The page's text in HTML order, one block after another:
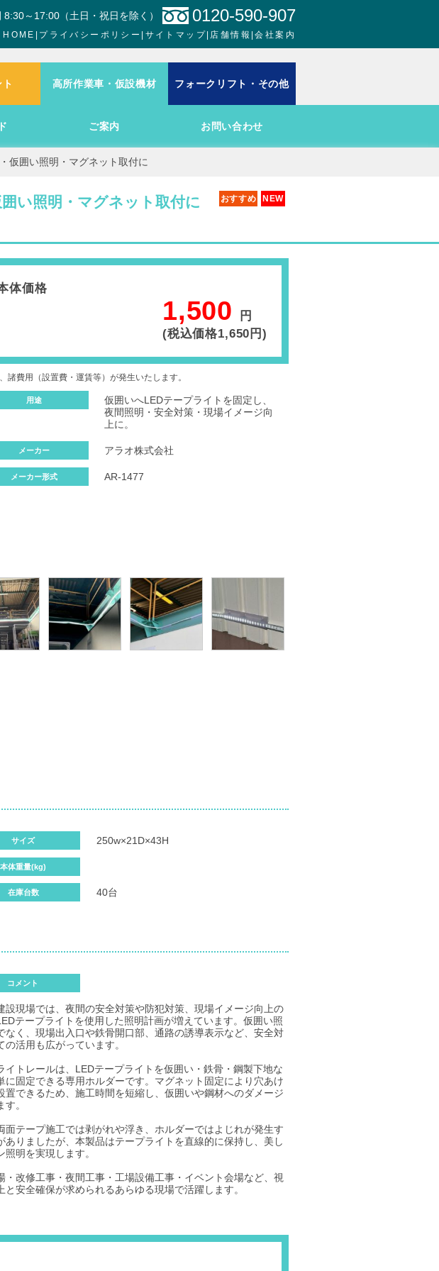
8:30～17:00（土日・祝日を除く） 0120-590-907
HOME プライバシーポリシー サイトマップ 店舗情報 |会社案内
高所作業車・仮設機材 フォークリフト・その他
ご案内 お問い合わせ
仮囲い照明・マグネット取付に
い照明・マグネット取付に NEW
おすすめ
体価格
1,500
円
(税込価格1,650円)
諸費用（設置費・運賃等）が発生いたします。
用途
仮囲いへLEDテープライトを固定し、
夜間照明・安全対策・現場イメージ向
上に。
メーカー アラオ株式会社
メーカー形式 AR-1477
サイズ 250w×21D×43H
本体重量(kg)
在庫台数 40台
コメント
設現場では、夜間の安全対策や防犯対策、現場イメージ向上の
テープライトを使用した照明計画が増えています。仮囲い照
なく、現場出入口や鉄骨開口部、通路の誘導表示など、安全対
の活用も広がっています。
イトレールは、LEDテープライトを仮囲い・鉄骨・鋼製下地な
に固定できる専用ホルダーです。マグネット固定により穴あけ
置できるため、施工時間を短縮し、仮囲いや鋼材へのダメージ
す。
面テープ施工では剥がれや浮き、ホルダーではよじれが発生す
ありましたが、本製品はテープライトを直線的に保持し、美し
照明を実現します。
・改修工事・夜間工事・工場設備工事・イベント会場など、視
と安全確保が求められるあらゆる現場で活躍します。